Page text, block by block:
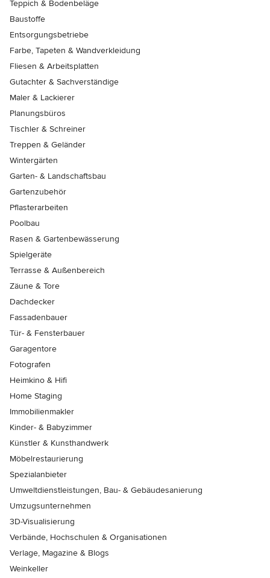
Teppich & Bodenbeläge
Baustoffe
Entsorgungsbetriebe
Farbe, Tapeten & Wandverkleidung
Fliesen & Arbeitsplatten
Gutachter & Sachverständige
Maler & Lackierer
Planungsbüros
Tischler & Schreiner
Treppen & Geländer
Wintergärten
Garten- & Landschaftsbau
Gartenzubehör
Pflasterarbeiten
Poolbau
Rasen & Gartenbewässerung
Spielgeräte
Terrasse & Außenbereich
Zäune & Tore
Dachdecker
Fassadenbauer
Tür- & Fensterbauer
Garagentore
Fotografen
Heimkino & Hifi
Home Staging
Immobilienmakler
Kinder- & Babyzimmer
Künstler & Kunsthandwerk
Möbelrestaurierung
Spezialanbieter
Umweltdienstleistungen, Bau- & Gebäudesanierung
Umzugsunternehmen
3D-Visualisierung
Verbände, Hochschulen & Organisationen
Verlage, Magazine & Blogs
Weinkeller